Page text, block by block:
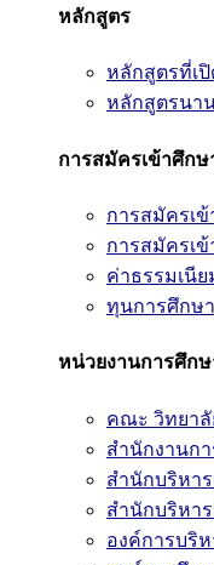
หลักสูตร
หลักสูตรที่เ
หลักสูตรนา
การสมัครเข้าศึกษ
การสมัครเ
การสมัครเ
ค่าธรรมเนี
ทุนการศึกษา
หน่วยงานการศึกษ
คณะ วิทยา
สำนักงานก
สำนักบริหา
สำนักบริหา
องค์การบริ